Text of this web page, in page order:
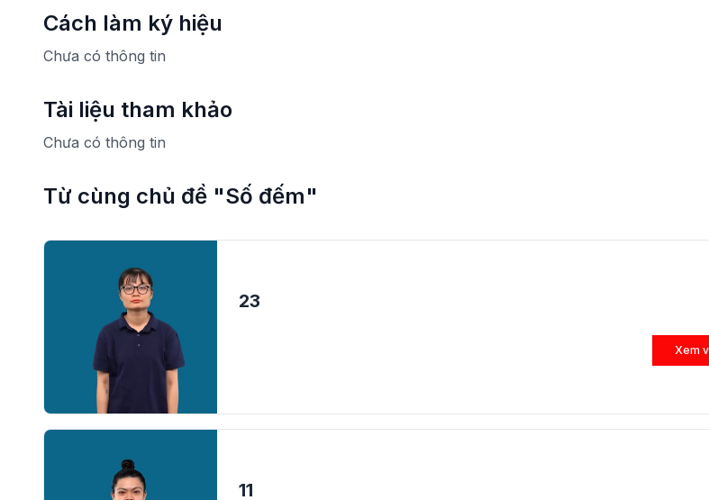
Cách làm ký hiệu
Chưa có thông tin
Tài liệu tham khảo
Chưa có thông tin
Từ cùng chủ đề "Số đếm"
23
Xem
11